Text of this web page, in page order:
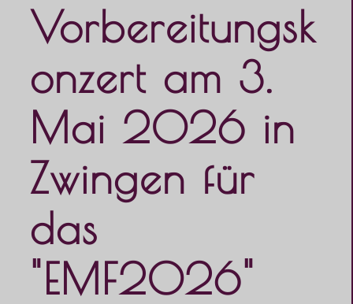
Vorbereitungsk
onzert am 3.
Mai 2026 in
Zwingen für
das
"EMF2026"